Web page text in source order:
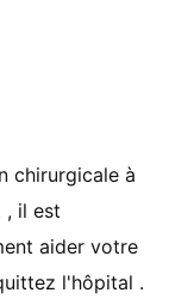
chirurgicale à
, il est
aider votre
l'hôpital .